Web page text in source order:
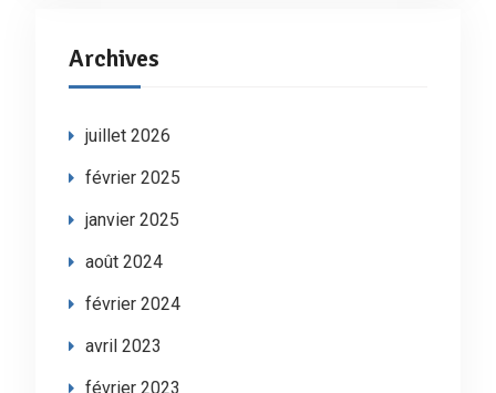
Archives
juillet 2026
février 2025
janvier 2025
août 2024
février 2024
avril 2023
février 2023